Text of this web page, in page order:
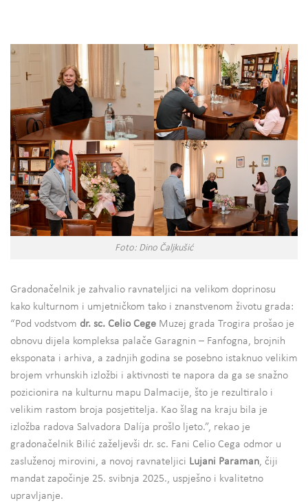
Foto: Dino Čaljkušić
Gradonačelnik je zahvalio ravnateljici na velikom doprinosu
kako kulturnom i umjetničkom tako i znanstvenom životu grada:
“Pod vodstvom dr. sc. Celio Cege Muzej grada Trogira prošao je
obnovu dijela kompleksa palače Garagnin – Fanfogna, brojnih
eksponata i arhiva, a zadnjih godina se posebno istaknuo velikim
brojem vrhunskih izložbi i aktivnosti te napora da ga se snažno
pozicionira na kulturnu mapu Dalmacije, što je rezultiralo i
velikim rastom broja posjetitelja. Kao šlag na kraju bila je
izložba radova Salvadora Dalíja prošlo ljeto.”, rekao je
gradonačelnik Bilić zaželjevši dr. sc. Fani Celio Cega odmor u
zasluženoj mirovini, a novoj ravnateljici Lujani Paraman, čiji
mandat započinje 25. svibnja 2025., uspješno i kvalitetno
upravljanje.